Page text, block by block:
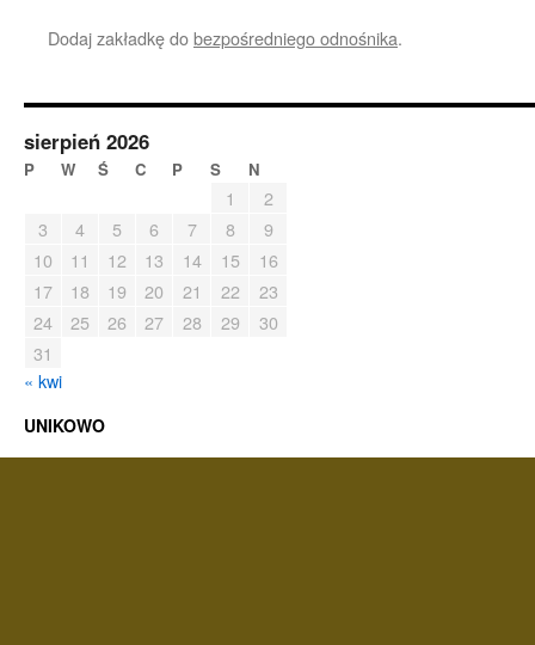
Dodaj zakładkę dobezpośredniego odnośnika.
sierpień 2026
P W Ś C P S N
1
2
3
4 5 6 7 8
9
10
11 12 13 14 15
16
17
18 19 20 21 22
23
24
25 26 27 28 29
30
31
« kwi
UNIKOWO